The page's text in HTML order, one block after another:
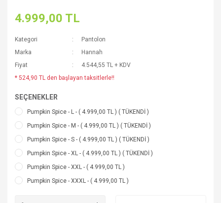
4.999,00 TL
Kategori
Pantolon
Marka
Hannah
Fiyat
4.544,55 TL + KDV
* 524,90 TL den başlayan taksitlerle!!
SEÇENEKLER
Pumpkin Spice - L - ( 4.999,00 TL ) ( TÜKENDİ )
Pumpkin Spice - M - ( 4.999,00 TL ) ( TÜKENDİ )
Pumpkin Spice - S - ( 4.999,00 TL ) ( TÜKENDİ )
Pumpkin Spice - XL - ( 4.999,00 TL ) ( TÜKENDİ )
Pumpkin Spice - XXL - ( 4.999,00 TL )
Pumpkin Spice - XXXL - ( 4.999,00 TL )